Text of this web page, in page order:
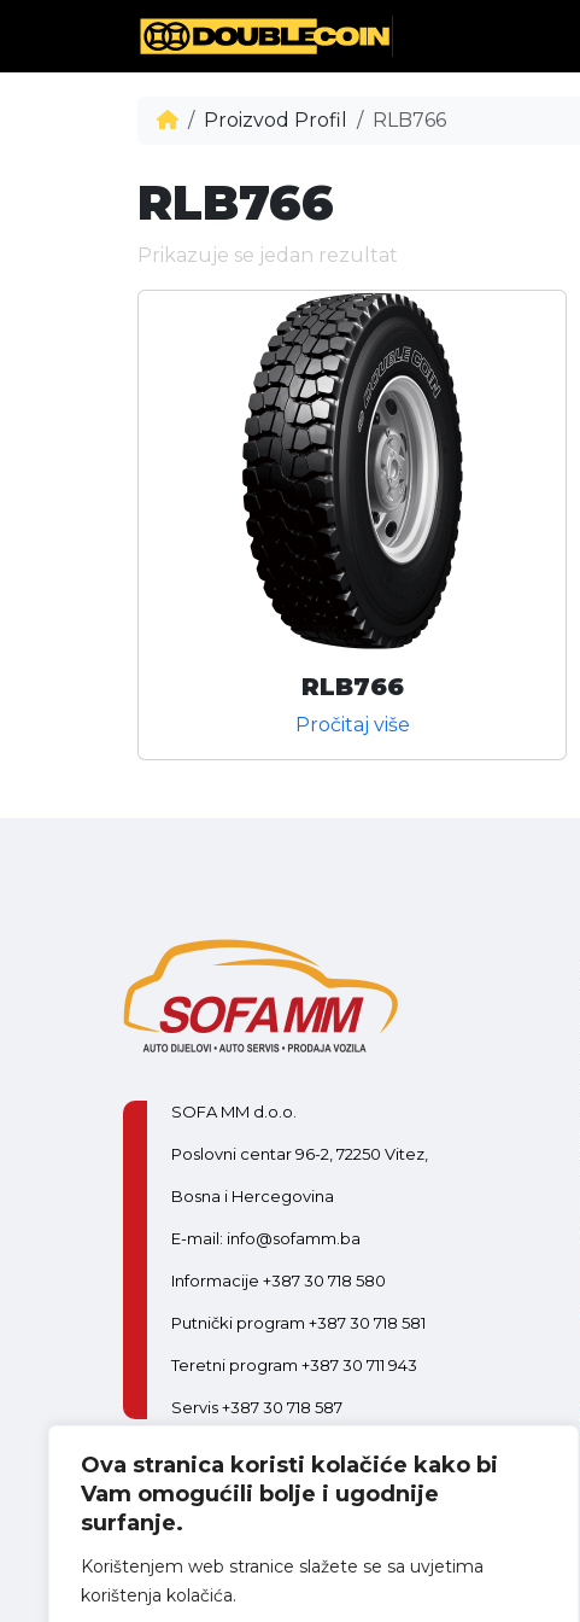
Ova stranica koristi kolačiće kako bi
Vam omogućili bolje i ugodnije
surfanje.
Korištenjem web stranice slažete se sa uvjetima
korištenja kolačića.
Proizvod Profil RLB766
RLB766
Prikazuje se jedan rezultat
RLB766
Pročitaj više
SOFA MM d.o.o.
Poslovni centar 96-2, 72250 Vitez,
Bosna i Hercegovina
E-mail: info@sofamm.ba
Informacije +387 30 718 580
Putnički program +387 30 718 581
Teretni program +387 30 711 943
Servis +387 30 718 587
PON-PET:08:00-16:30SUB:08:00-14:00
Postani dio tima